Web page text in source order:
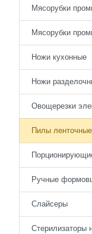
Мясорубки
Мясорубки
Ножи кухонные
Ножи
Овощерезки
Пилы
Ручные
Слайсеры
Стерилизаторы